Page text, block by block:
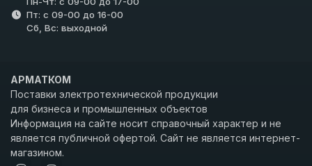
Пт: с 09-00 до 16-00
Сб, Вс: выходной
АРМАТКОМ
Поставки электротехнической продукции
для бизнеса и промышленных объектов
Информация на сайте носит справочный характер и не
является публичной офертой. Сайт не является интернет-
магазином.